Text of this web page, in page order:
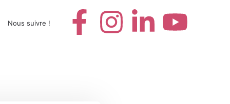
Nous suivre !